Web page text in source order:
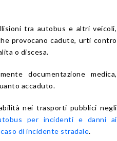
tra autobus e altri veicoli,
provocano cadute, urti contro
o discesa.
documentazione medica,
accaduto.
nei trasporti pubblici negli
per incidenti e danni ai
di incidente stradale.